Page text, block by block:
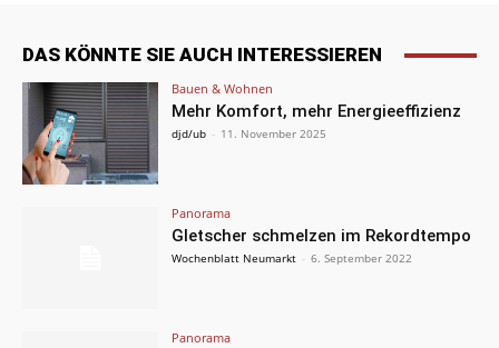
DAS KÖNNTE SIE AUCH INTERESSIEREN
Bauen & Wohnen
Mehr Komfort, mehr Energieeffizienz
djd/ub - 11. November 2025
Panorama
Gletscher schmelzen im Rekordtempo
Wochenblatt Neumarkt - 6. September 2022
Panorama